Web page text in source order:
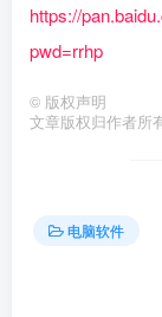
https://
pwd=rrhp
© 版权声明
文章版权归作者所
电脑软件